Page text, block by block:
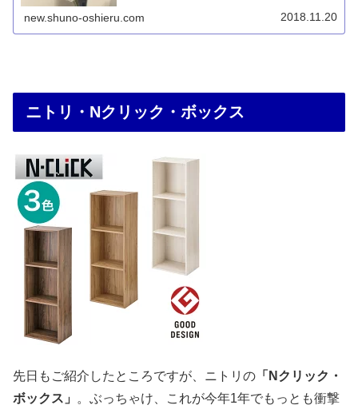
new.shuno-oshieru.com 2018.11.20
ニトリ・Nクリック・ボックス
先日もご紹介したところですが、ニトリの 「Nクリック・
ボックス」
。ぶっちゃけ、これが今年1年でもっとも衝撃